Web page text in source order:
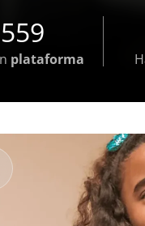
plataforma